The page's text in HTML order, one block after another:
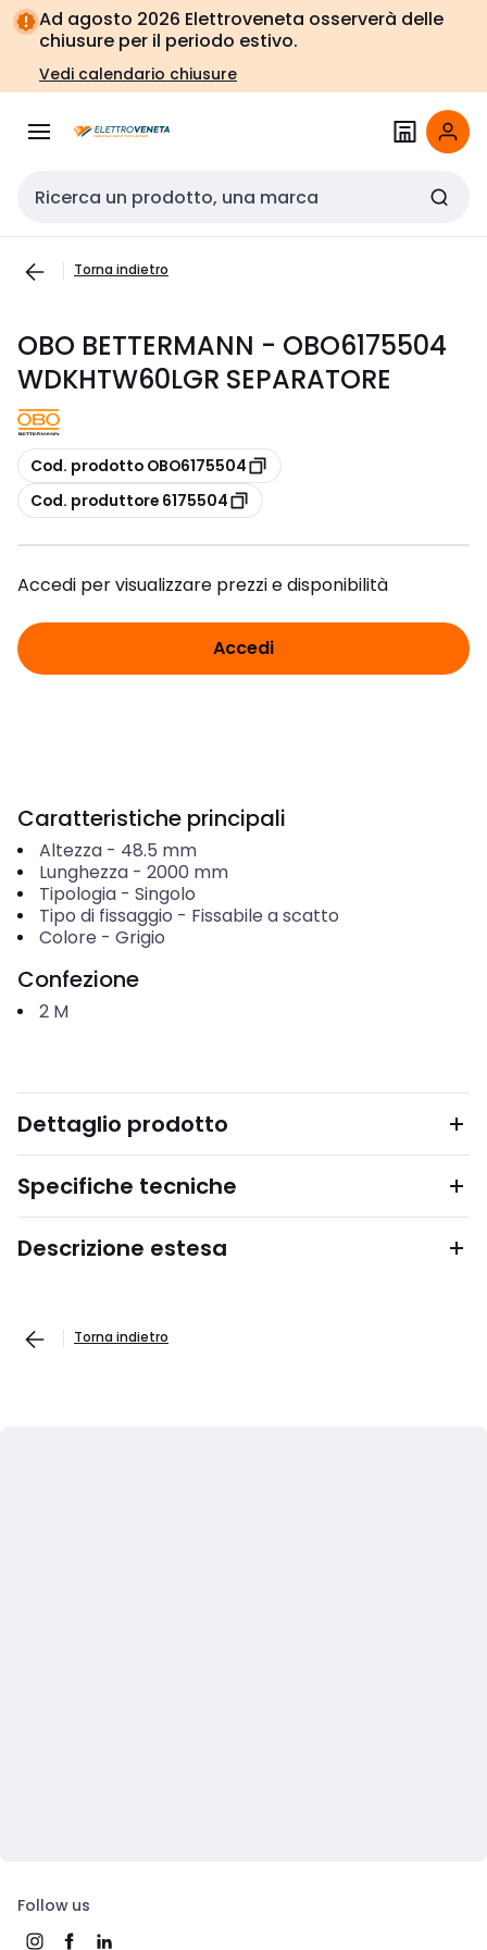
Vai alla
navigazione
Vai
alla
pagina
Ad agosto 2026 Elettroveneta osserverà delle
chiusure per il periodo estivo.
Vedi calendario chiusure
Cerca input
Torna indietro
OBO BETTERMANN - OBO6175504
WDKHTW60LGR SEPARATORE
copia
Cod. prodotto OBO6175504
copia
Cod. produttore 6175504
Accedi per visualizzare prezzi e disponibilità
Accedi
Caratteristiche principali
Altezza- 48.5 mm
Lunghezza- 2000 mm
Tipologia- Singolo
Tipo di fissaggio - Fissabile a scatto
Colore - Grigio
Confezione
2 M
Dettaglio prodotto
Specifiche tecniche
Descrizione estesa
Torna indietro
Follow us